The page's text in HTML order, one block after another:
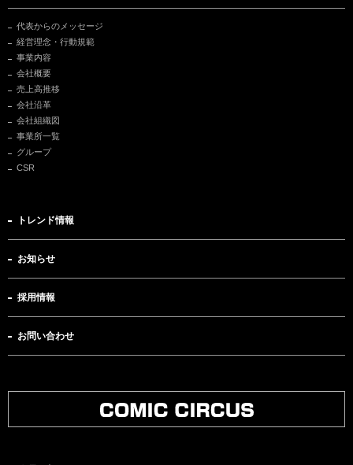
代表からのメッセージ
経営理念・行動規範
事業内容
会社概要
売上高推移
会社沿革
会社組織図
事業所一覧
グループ
CSR
トレンド情報
お知らせ
採用情報
お問い合わせ